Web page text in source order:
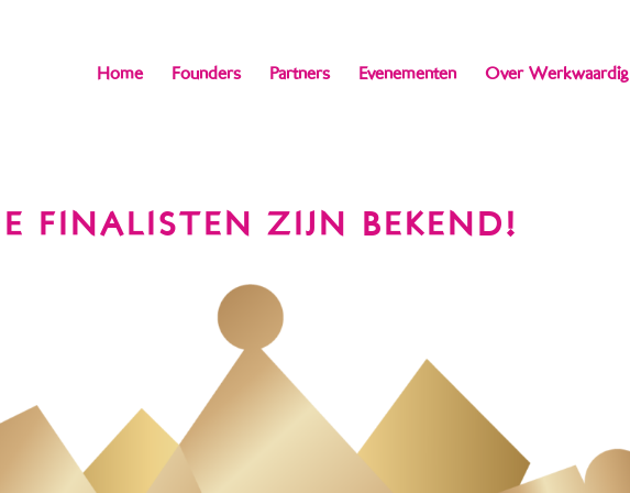
Home Founders Partners Evenementen Over Werkwaardig
FINALISTEN ZIJN BEKEND!